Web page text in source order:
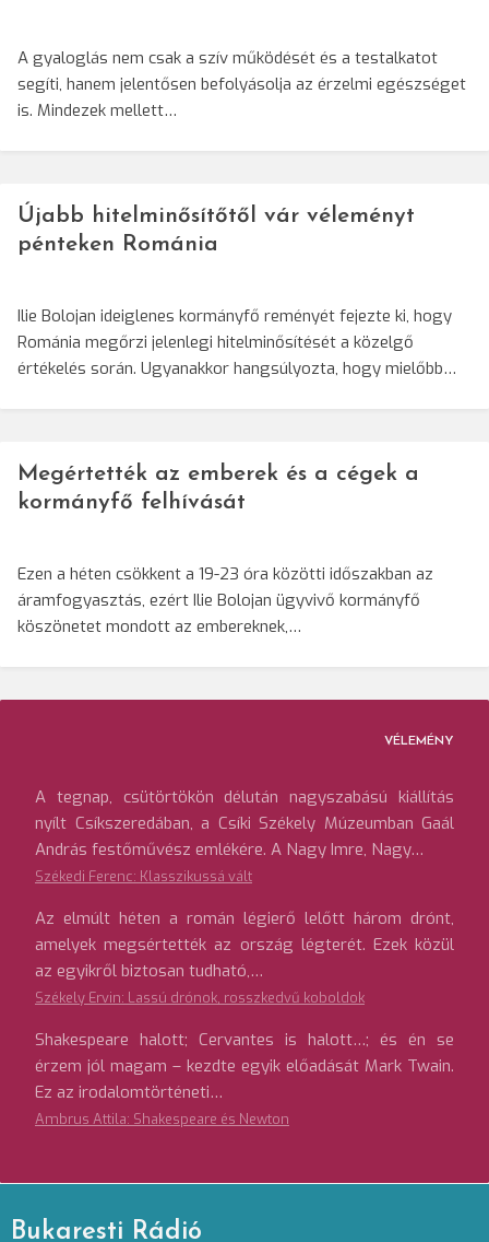
A gyaloglás nem csak a szív működését és a testalkatot
segíti, hanem jelentősen befolyásolja az érzelmi egészséget
is. Mindezek mellett…
Újabb hitelminősítőtől vár véleményt
pénteken Románia
Ilie Bolojan ideiglenes kormányfő reményét fejezte ki, hogy
Románia megőrzi jelenlegi hitelminősítését a közelgő
értékelés során. Ugyanakkor hangsúlyozta, hogy mielőbb…
Megértették az emberek és a cégek a
kormányfő felhívását
Ezen a héten csökkent a 19-23 óra közötti időszakban az
áramfogyasztás, ezért Ilie Bolojan ügyvivő kormányfő
köszönetet mondott az embereknek,…
VÉLEMÉNY
A tegnap, csütörtökön délután nagyszabású kiállítás
nyílt Csíkszeredában, a Csíki Székely Múzeumban Gaál
András festőművész emlékére. A Nagy Imre, Nagy…
Székedi Ferenc: Klasszikussá vált
Az elmúlt héten a román légierő lelőtt három drónt,
amelyek megsértették az ország légterét. Ezek közül
az egyikről biztosan tudható,…
Székely Ervin: Lassú drónok, rosszkedvű koboldok
Shakespeare halott; Cervantes is halott…; és én se
érzem jól magam – kezdte egyik előadását Mark Twain.
Ez az irodalomtörténeti…
Ambrus Attila: Shakespeare és Newton
Bukaresti Rádió